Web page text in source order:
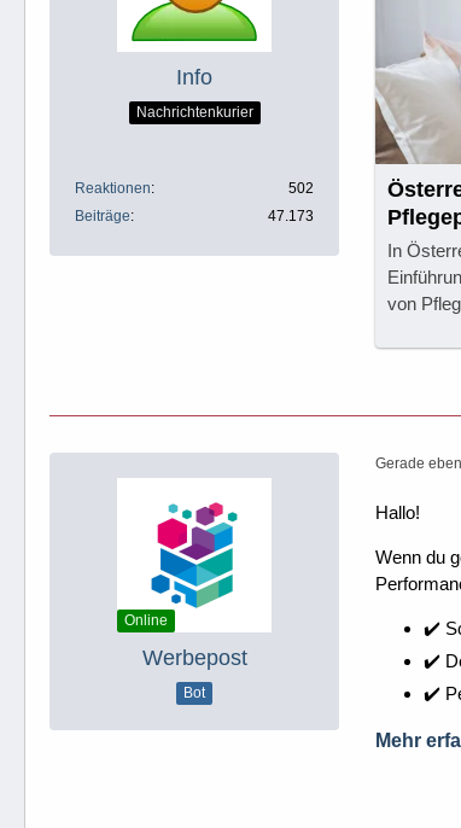
Info
Nachrichtenkurier
Reaktionen
502
Beiträge
47.173
In
von
Online
Werbepost
Bot
Gerade eben
Hallo!
Wenn du
✔️
✔️
✔️
Mehr